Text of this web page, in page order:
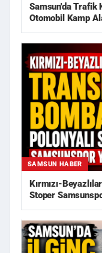
Samsun'da Trafik
Otomobil Kamp
SAMSUN HABER
Kırmızı-
Stoper